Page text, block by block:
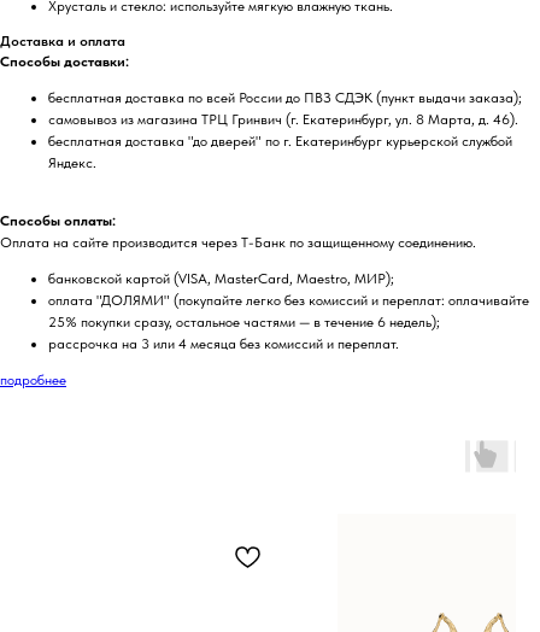
Хрусталь и стекло: используйте мягкую влажную ткань.
Доставка и оплата
Способы доставки:
бесплатная доставка по всей России до ПВЗ СДЭК (пункт выдачи заказа);
самовывоз из магазина ТРЦ Гринвич (г. Екатеринбург, ул. 8 Марта, д. 46).
бесплатная доставка "до дверей" по г. Екатеринбург курьерской службой
Яндекс.
Способы оплаты:
Оплата на сайте производится через Т-Банк по защищенному соединению.
банковской картой (VISA, MasterCard, Maestro, МИР);
оплата "ДОЛЯМИ" (покупайте легко без комиссий и переплат: оплачивайте
25% покупки сразу, остальное частями — в течение 6 недель);
рассрочка на 3 или 4 месяца без комиссий и переплат.
подробнее